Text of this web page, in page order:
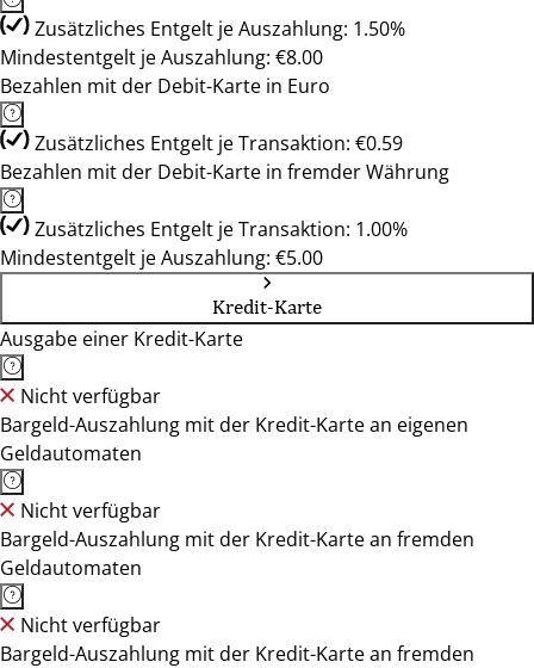
Zusätzliches Entgelt je Auszahlung: 1.50%
Mindestentgelt je Auszahlung: €8.00
Bezahlen mit der Debit-Karte in Euro
Zusätzliches Entgelt je Transaktion: €0.59
Bezahlen mit der Debit-Karte in fremder Währung
Zusätzliches Entgelt je Transaktion: 1.00%
Mindestentgelt je Auszahlung: €5.00
Kredit-Karte
Ausgabe einer Kredit-Karte
Nicht verfügbar
Bargeld-Auszahlung mit der Kredit-Karte an eigenen
Geldautomaten
Nicht verfügbar
Bargeld-Auszahlung mit der Kredit-Karte an fremden
Geldautomaten
Nicht verfügbar
Bargeld-Auszahlung mit der Kredit-Karte an fremden